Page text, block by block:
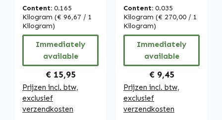
| Warnke
Vitalstoffe
Content: 0.165
Kilogram (€ 96,67 / 1
Kilogram)
Immediately
available
Regular price:
€ 15,95
Prijzen incl. btw,
exclusief
verzendkosten
Gemakkelijk in te
nemen -
Vitamine B9 -
Voor
zwangerschap -
Vegan -
Volledige
dagelijkse
behoefte |
Warnke
Vitalstoffe
Content: 0.035
Kilogram (€ 270,00 / 1
Kilogram)
Immediately
available
Regular price:
€ 9,45
Prijzen incl. btw,
exclusief
verzendkosten